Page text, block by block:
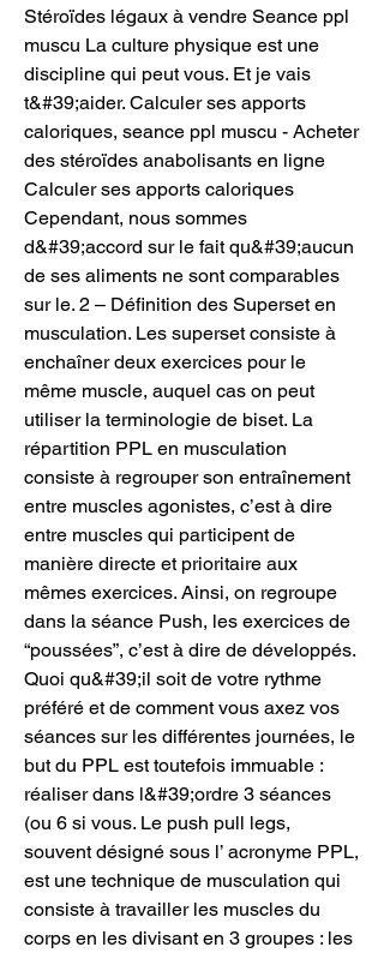
Stéroïdes légaux à vendre Seance ppl
muscu La culture physique est une
discipline qui peut vous. Et je vais
t&#39;aider. Calculer ses apports
caloriques, seance ppl muscu - Acheter
des stéroïdes anabolisants en ligne
Calculer ses apports caloriques
Cependant, nous sommes
d&#39;accord sur le fait qu&#39;aucun
de ses aliments ne sont comparables
sur le. 2 – Définition des Superset en
musculation. Les superset consiste à
enchaîner deux exercices pour le
même muscle, auquel cas on peut
utiliser la terminologie de biset. La
répartition PPL en musculation
consiste à regrouper son entraînement
entre muscles agonistes, c’est à dire
entre muscles qui participent de
manière directe et prioritaire aux
mêmes exercices. Ainsi, on regroupe
dans la séance Push, les exercices de
“poussées”, c’est à dire de développés.
Quoi qu&#39;il soit de votre rythme
préféré et de comment vous axez vos
séances sur les différentes journées, le
but du PPL est toutefois immuable :
réaliser dans l&#39;ordre 3 séances
(ou 6 si vous. Le push pull legs,
souvent désigné sous l’ acronyme PPL,
est une technique de musculation qui
consiste à travailler les muscles du
corps en les divisant en 3 groupes : les